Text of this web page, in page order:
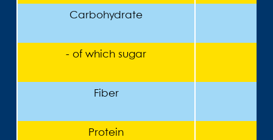
Carbohydrate
- of which sugar
Fiber
Protein